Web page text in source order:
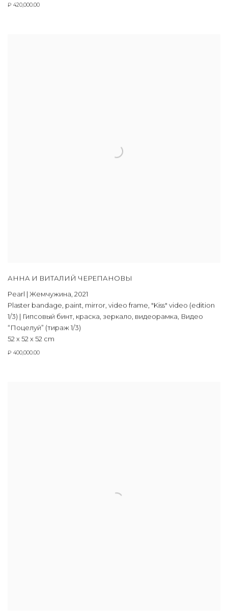
₽ 420,000.00
АННА И ВИТАЛИЙ ЧЕРЕПАНОВЫ
Pearl | Жемчужина, 2021
Plaster bandage, paint, mirror, video frame, "Kiss" video (edition
1/3) | Гипсовый бинт, краска, зеркало, видеорамка, Видео
“Поцелуй” (тираж 1/3)
52 х 52 х 52 cm
₽ 400,000.00